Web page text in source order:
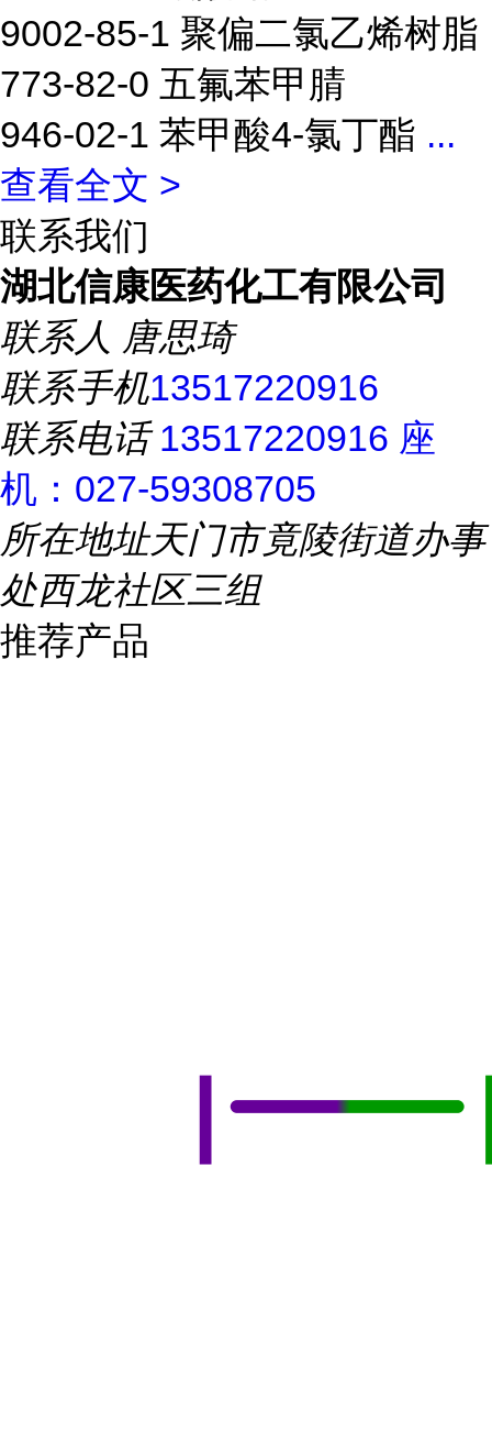
9002-85-1 聚偏二氯乙烯树脂
773-82-0 五氟苯甲腈
946-02-1 苯甲酸4-氯丁酯 ...
查看全文 >
联系我们
湖北信康医药化工有限公司
联系人 唐思琦
联系手机13517220916
联系电话13517220916 座
机：027-59308705
所在地址天门市竟陵街道办事
处西龙社区三组
推荐产品